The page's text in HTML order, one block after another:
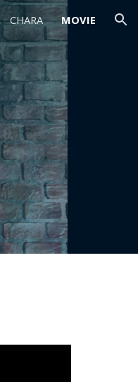
CHARA MOVIE